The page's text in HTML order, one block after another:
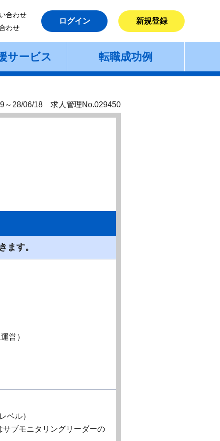
合わせ
わせ
ログイン 新規登録
サービス 転職成功例
～28/06/18 求人管理No.029450
ます。
営）
ベル）
ブモニタリングリーダーの